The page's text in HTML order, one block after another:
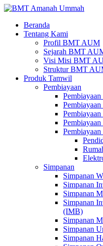
Beranda
Tentang Kami
Profil BMT AUM
Sejarah BMT
Visi Misi BMT
Struktur BMT
Produk Tamwil
Pembiayaan
Pembiayaan
Simpanan
Simpanan
Simpanan
Simpanan
Simpanan
(IMB)
Simpanan
Simpanan
Simpanan